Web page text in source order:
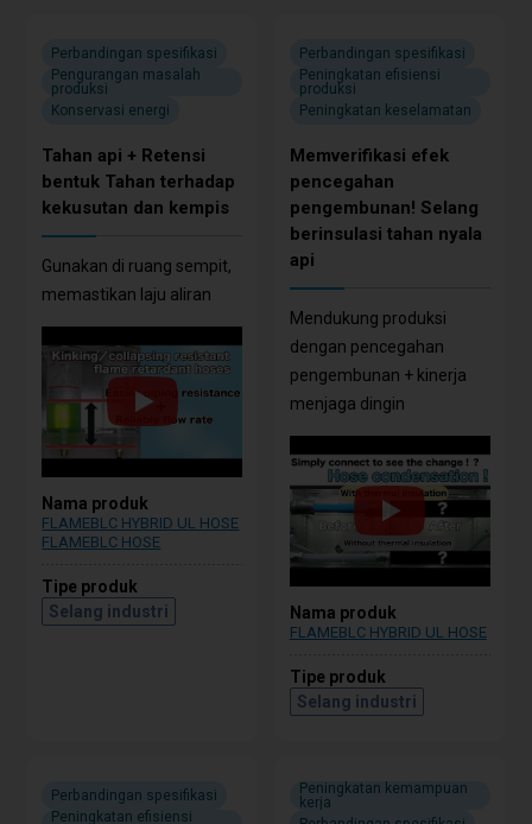
Perbandingan spesifikasi
Pengurangan masalah
produksi
Konservasi energi
Tahan api + Retensi
bentuk Tahan terhadap
kekusutan dan kempis
Gunakan di ruang sempit,
memastikan laju aliran
Nama produk
FLAMEBLC HYBRID UL HOSE
FLAMEBLC HOSE
Tipe produk
Selang industri
Perbandingan spesifikasi
Peningkatan efisiensi
produksi
Peningkatan keselamatan
Memverifikasi efek
pencegahan
pengembunan! Selang
berinsulasi tahan nyala
api
Mendukung produksi
dengan pencegahan
pengembunan + kinerja
menjaga dingin
Nama produk
FLAMEBLC HYBRID UL HOSE
Tipe produk
Selang industri
Perbandingan spesifikasi
Peningkatan efisiensi
Peningkatan kemampuan
kerja